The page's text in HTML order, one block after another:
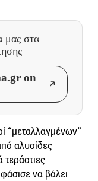
μας στα
on
“μεταλλαγμένων”
αλυσίδες
να βάλει